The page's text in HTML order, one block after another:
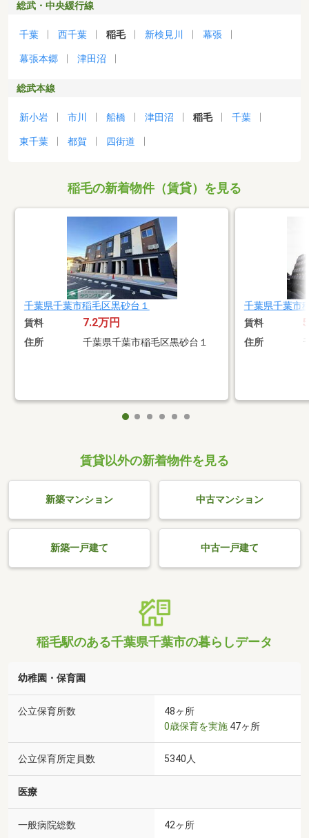
総武・中央緩行線
千葉 西千葉 稲毛 新検見川 幕張
幕張本郷 津田沼
総武本線
新小岩 市川 船橋 津田沼 稲毛 千葉
東千葉 都賀 四街道
稲毛の新着物件（賃貸）を見る
千葉県千葉市稲毛区黒砂台１
賃料 7.2万円
住所 千葉県千葉市稲毛区黒砂台１
千葉県千葉市
賃料
住所
賃貸以外の新着物件を見る
新築マンション 中古マンション
新築一戸建て 中古一戸建て
稲毛駅のある千葉県千葉市の暮らしデータ
幼稚園・保育園
公立保育所数
48ヶ所
0歳保育を実施 47ヶ所
公立保育所定員数 5340人
医療
一般病院総数 42ヶ所